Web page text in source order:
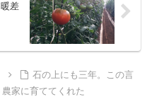
差
石の上にも三年。この言
家に育ててくれた